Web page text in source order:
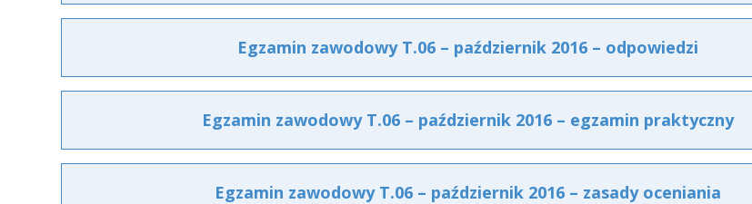
Egzamin zawodowy T.06 – październik 2016 – odpowiedzi
Egzamin zawodowy T.06 – październik 2016 – egzamin praktyczny
Egzamin zawodowy T.06 – październik 2016 – zasady oceniania